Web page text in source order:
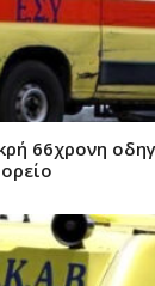
66χρονη